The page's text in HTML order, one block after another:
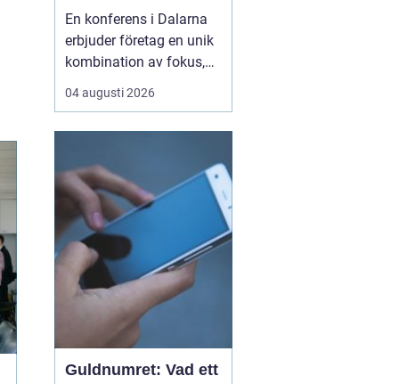
i hjärtat av Sverige
En konferens i Dalarna
erbjuder företag en unik
kombination av fokus,
återhämtning och
gemensamma
och kreativitet. Regionen
lockar med storslagen
natur, tydliga årstider o...
04 augusti 2026
Guldnumret: Vad ett